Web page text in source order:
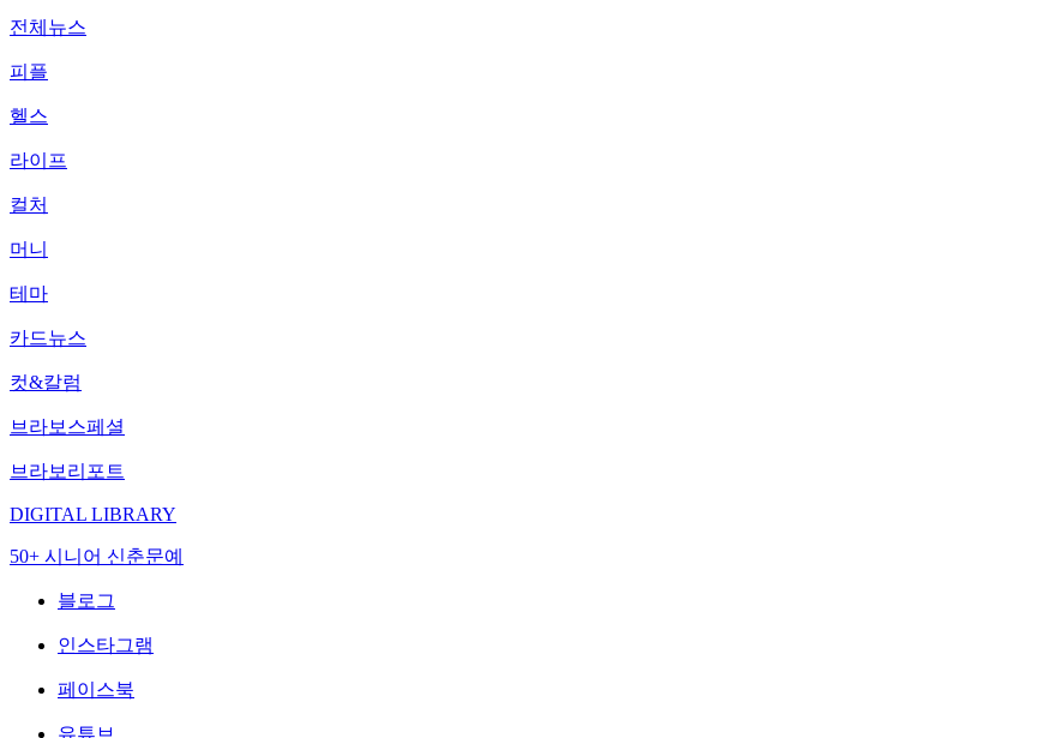
전체뉴스
피플
헬스
라이프
컬처
머니
테마
카드뉴스
컷&칼럼
브라보스페셜
브라보리포트
DIGITAL LIBRARY
50+ 시니어 신춘문예
블로그
인스타그램
페이스북